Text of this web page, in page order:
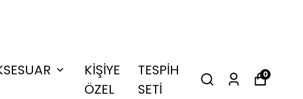
KİŞİYE
ÖZEL
TESPİH
SETİ
0